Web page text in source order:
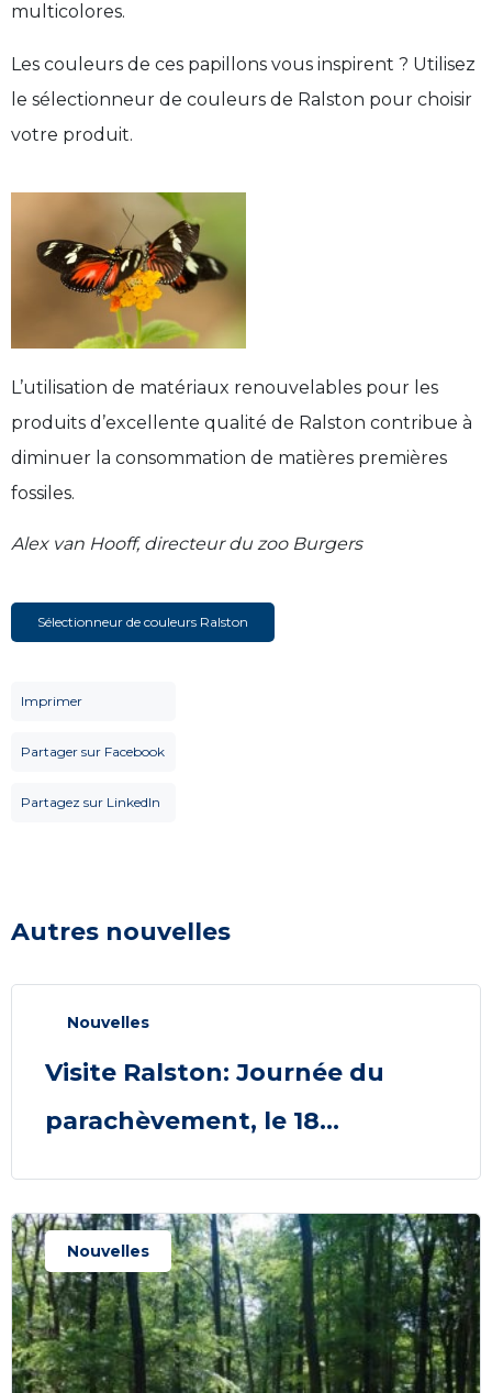
multicolores.
Les couleurs de ces papillons vous inspirent ? Utilisez
le sélectionneur de couleurs de Ralston pour choisir
votre produit.
L’utilisation de matériaux renouvelables pour les
produits d’excellente qualité de Ralston contribue à
diminuer la consommation de matières premières
fossiles.
Alex van Hooff, directeur du zoo Burgers
Sélectionneur de couleurs Ralston
Imprimer
Partager sur Facebook
Partagez sur LinkedIn
Autres nouvelles
Nouvelles
Visite Ralston: Journée du
parachèvement, le 18...
Nouvelles